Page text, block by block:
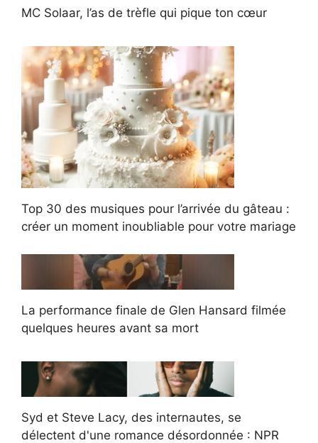
MC Solaar, l’as de trèfle qui pique ton cœur
Top 30 des musiques pour l’arrivée du gâteau :
créer un moment inoubliable pour votre mariage
La performance finale de Glen Hansard filmée
quelques heures avant sa mort
Syd et Steve Lacy, des internautes, se
délectent d'une romance désordonnée : NPR